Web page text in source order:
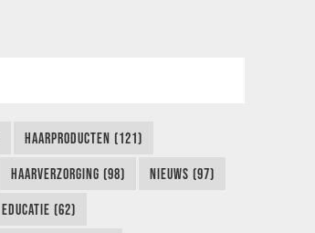
HAARPRODUCTEN (121)
HAARVERZORGING (98) NIEUWS (97)
EDUCATIE (62)